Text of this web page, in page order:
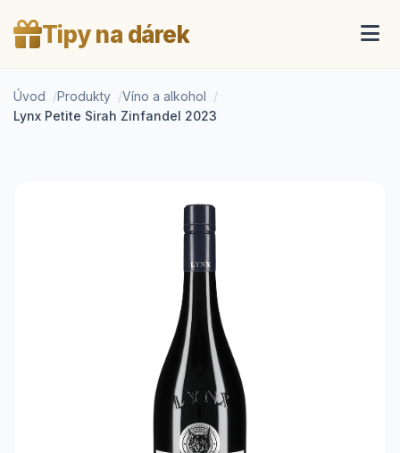
Tipy na dárek
Úvod Produkty
Víno a alkohol
Lynx Petite Sirah Zinfandel 2023